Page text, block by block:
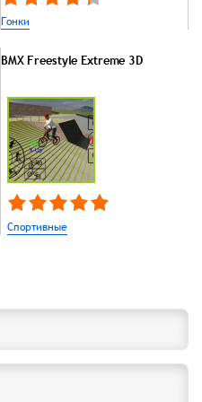
Гонки
BMX Freestyle Extreme 3D
Спортивные